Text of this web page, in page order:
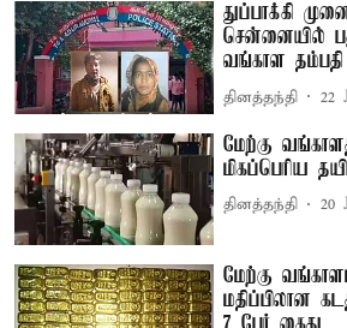
துப்பாக்கி
சென்னையில்
வங்காள தம்பதி
தினத்தந்தி 22
மேற்கு
மிகப்பெரிய
தினத்தந்தி 20
மேற்கு
மதிப்பிலான